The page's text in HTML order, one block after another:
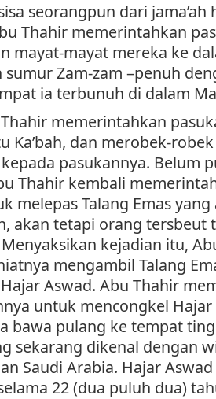
seorangpun dari jama’ah
Thahir memerintahkan
mayat-mayat mereka ke
sumur Zam-zam –penuh
ia terbunuh di dalam
memerintahkan
Ka’bah, dan merobek-robek
pasukannya. Belum
Thahir kembali
melepas Talang Emas
akan tetapi orang
kejadian itu,
mengambil Talang
Aswad. Abu Thahir
untuk mencongkel
bawa pulang ke tempat
sekarang dikenal dengan
Saudi Arabia. Hajar
22 (dua puluh dua)